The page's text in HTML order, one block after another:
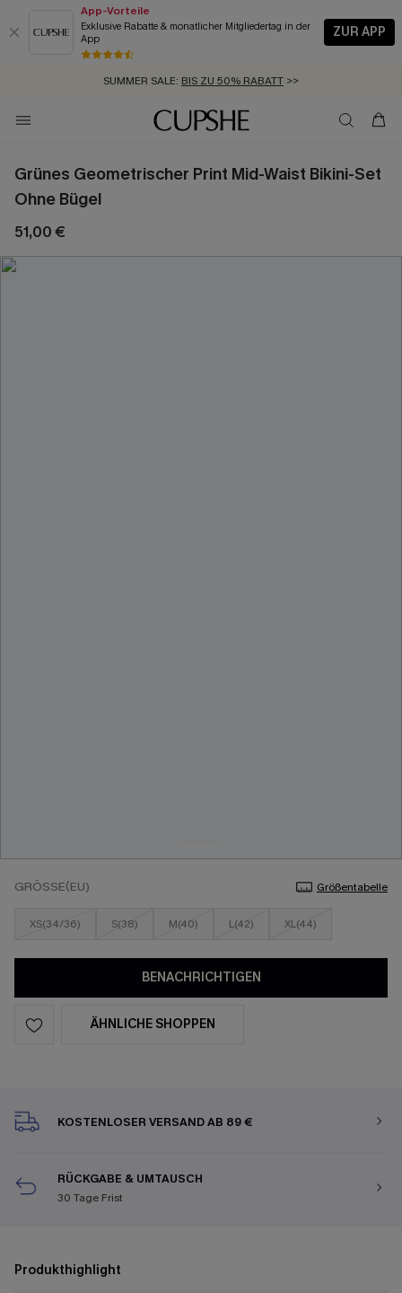
App-Vorteile
Exklusive Rabatte & monatlicher Mitgliedertag in der
App
ZUR APP
GRATIS MASSBAND MIT JEDEM SCHNELLVERSAND-ARTIKEL >>
SUMMER SALE: BIS ZU 50% RABATT >>
ZUM NEWSLETTER:BIS ZU -20% EXTRA ERHALTEN
KOSTENLOSER VERSAND AB 89 €
Grünes Geometrischer Print Mid-Waist Bikini-Set
Ohne Bügel
51,00 €
GRÖSSE(EU) Größentabelle
XS(34/36) S(38) M(40) L(42) XL(44)
BENACHRICHTIGEN
ÄHNLICHE SHOPPEN
KOSTENLOSER VERSAND AB 89 €
RÜCKGABE & UMTAUSCH
30 Tage Frist
Produkthighlight